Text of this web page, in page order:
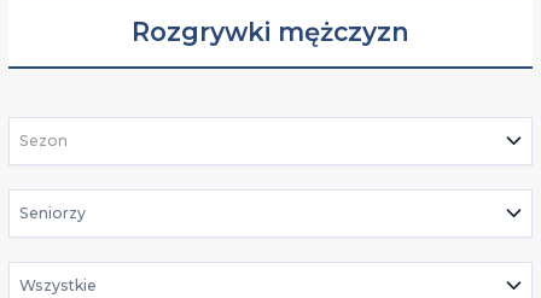
Rozgrywki mężczyzn
Sezon
Seniorzy
Wszystkie